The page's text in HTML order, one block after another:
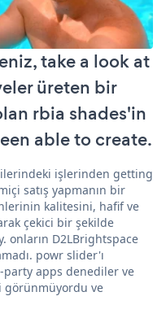
take a look at
üreten bir
rbia shades'in
able to create.
işlerinden getting
satış yapmanın bir
kalitesini, hafif ve
çekici bir şekilde
onların D2LBrightspace
powr slider'ı
apps denediler ve
görünmüyordu ve